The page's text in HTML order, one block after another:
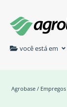
você está em
Agrobase / Empregos